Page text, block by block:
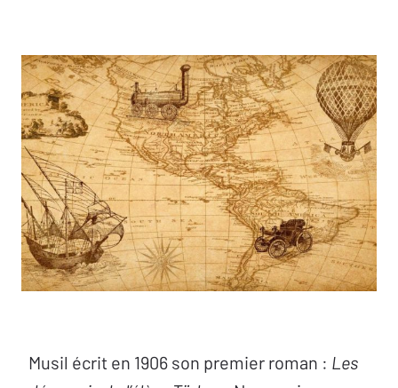
Musil écrit en 1906 son premier roman : Les